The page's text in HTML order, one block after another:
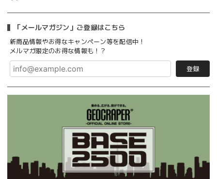
「メールマガジン」ご登録はこちら
新商品情報やお得なキャンペーン等を配信中！
メルマガ限定のお得な情報も！？
登録